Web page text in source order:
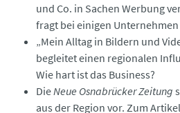
und Co. in Sachen Werbung
fragt bei einigen Unternehmen
„Mein Alltag in Bildern und
begleitet einen regionalen
Wie hart ist das Business?
DieNeue Osnabrücker Zeitung
aus der Region vor. Zum